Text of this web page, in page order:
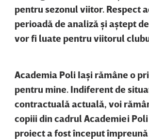
pentru sezonul viitor. Respect
perioadă de analiză şi aştept
vor fi luate pentru viitorul
Academia Poli Iaşi rămâne o
pentru mine. Indiferent de
contractuală actuală, voi
copiii din cadrul Academiei
proiect a fost început